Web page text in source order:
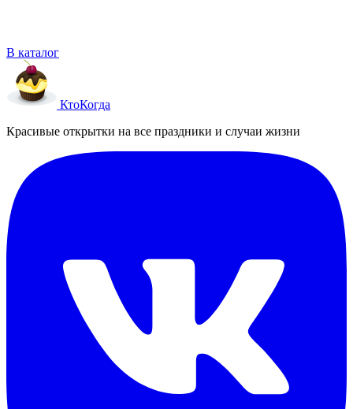
В каталог
КтоКогда
Красивые открытки на все праздники и случаи жизни